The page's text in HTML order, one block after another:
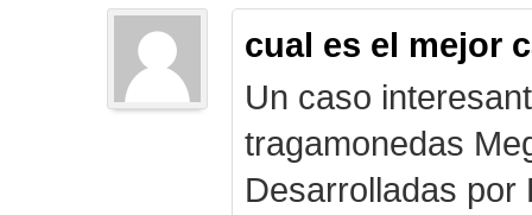
cual es el mejor
Un caso
tragamonedas
Desarrolladas por